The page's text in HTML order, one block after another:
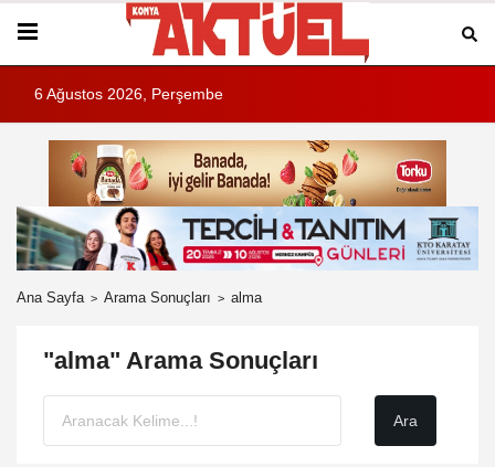
6 Ağustos 2026, Perşembe
Ana Sayfa Arama Sonuçları alma
"alma" Arama Sonuçları